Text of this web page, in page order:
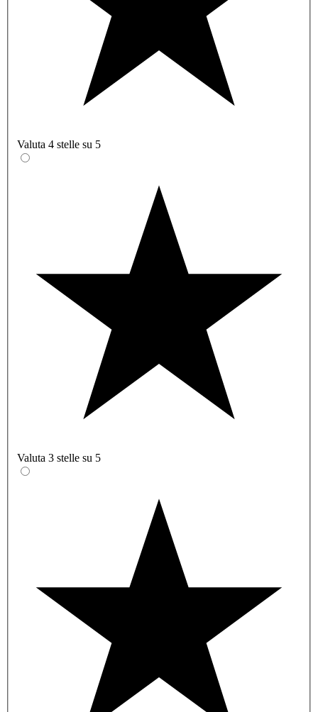
Valuta 4 stelle su 5
Valuta 3 stelle su 5